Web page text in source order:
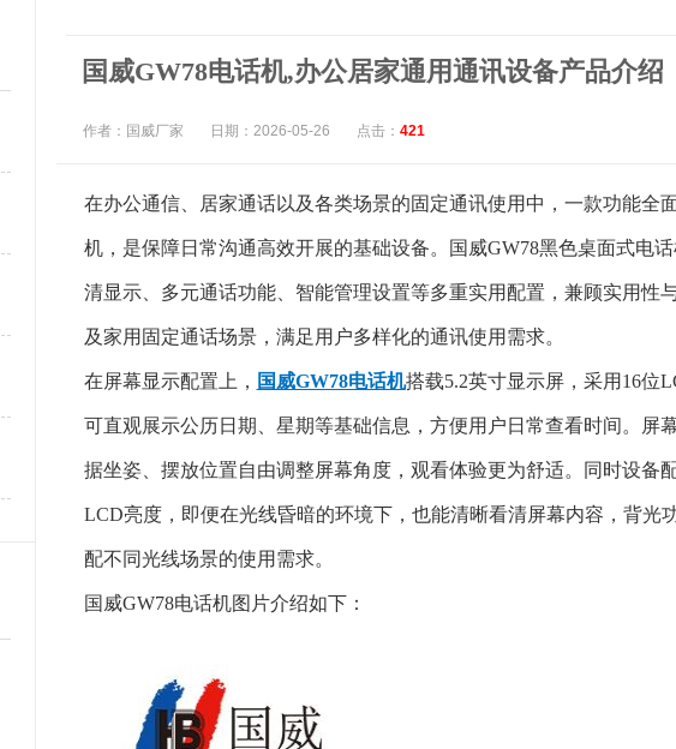
1 2 3 4 5 7 8
国威GW78电话机,办公居家通用通讯设备产品介绍
作者：国威厂家 日期：2026-05-26 点击： 421
在办公通信、居家通话以及各类场景的固定通讯使用中，一款功能全
机，是保障日常沟通高效开展的基础设备。国威GW78黑色桌面式电
清显示、多元通话功能、智能管理设置等多重实用配置，兼顾实用性
及家用固定通话场景，满足用户多样化的通讯使用需求。
在屏幕显示配置上， 国威GW78电话机搭载5.2英寸显示屏，采用16位
可直观展示公历日期、星期等基础信息，方便用户日常查看时间。屏
据坐姿、摆放位置自由调整屏幕角度，观看体验更为舒适。同时设备
LCD亮度，即便在光线昏暗的环境下，也能清晰看清屏幕内容，背光
配不同光线场景的使用需求。
国威GW78电话机图片介绍如下：